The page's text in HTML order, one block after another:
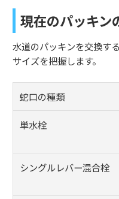
現在のパッキン
水道のパッキンを交換す
サイズを把握します。
蛇口の種類
単水栓
シングルレバー混合栓